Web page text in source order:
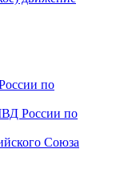
по
России по
Союза